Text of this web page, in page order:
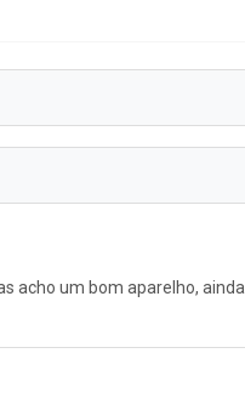
acho um bom aparelho,